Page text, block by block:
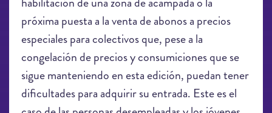
próxima puesta a la venta de abonos a precios
especiales para colectivos que, pese a la
congelación de precios y consumiciones que se
sigue manteniendo en esta edición, puedan tener
dificultades para adquirir su entrada. Este es el